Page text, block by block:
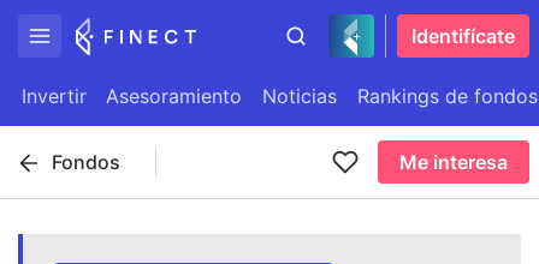
Identifícate
Invertir Asesoramiento Noticias Rankings de fondos
Fondos Me interesa